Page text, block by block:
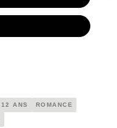
12 ANS ROMANCE